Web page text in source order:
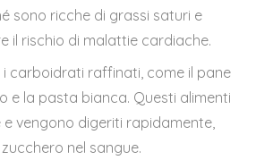
sono ricche di grassi saturi e
il rischio di malattie cardiache.
i carboidrati raffinati, come il pane
e la pasta bianca. Questi alimenti
vengono digeriti rapidamente,
nel sangue.